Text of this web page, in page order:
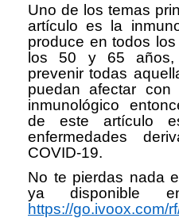
Uno de los temas
artículo es la
produce en todos
los 50 y 65
prevenir todas
puedan afectar con
inmunológico
de este artículo
enfermedades
COVID-19.
No te pierdas nada
ya disponible
https://go.ivoox.com/